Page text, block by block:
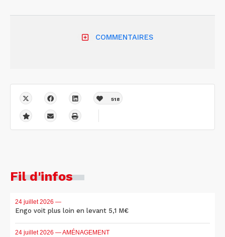
COMMENTAIRES
518
Fil d'infos
24 juillet 2026 —
Engo voit plus loin en levant 5,1 M€
24 juillet 2026 — AMÉNAGEMENT